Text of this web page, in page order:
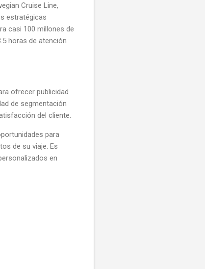
Cruise Line,
estratégicas
casi 100 millones de
horas de atención
ofrecer publicidad
de segmentación
del cliente.
para
de su viaje. Es
en